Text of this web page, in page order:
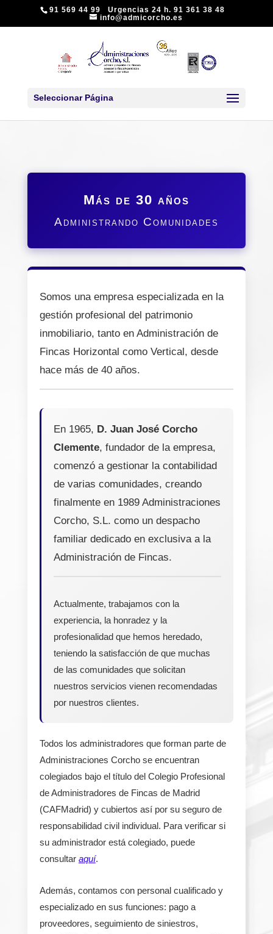
91 569 44 99 Urgencias 24 h. 91 361 38 48
info@admicorcho.es
Seleccionar Página
Más de 30 años
Administrando Comunidades
Somos una empresa especializada en la
gestión profesional del patrimonio
inmobiliario, tanto en Administración de
Fincas Horizontal como Vertical, desde
hace más de 40 años.
En 1965, D. Juan José Corcho
Clemente, fundador de la empresa,
comenzó a gestionar la contabilidad
de varias comunidades, creando
finalmente en 1989 Administraciones
Corcho, S.L. como un despacho
familiar dedicado en exclusiva a la
Administración de Fincas.
Actualmente, trabajamos con la
experiencia, la honradez y la
profesionalidad que hemos heredado,
teniendo la satisfacción de que muchas
de las comunidades que solicitan
nuestros servicios vienen recomendadas
por nuestros clientes.
Todos los administradores que forman parte de
Administraciones Corcho se encuentran
colegiados bajo el título del Colegio Profesional
de Administradores de Fincas de Madrid
(CAFMadrid) y cubiertos así por su seguro de
responsabilidad civil individual. Para verificar si
su administrador está colegiado, puede
consultar aquí.
Además, contamos con personal cualificado y
especializado en sus funciones: pago a
proveedores, seguimiento de siniestros,